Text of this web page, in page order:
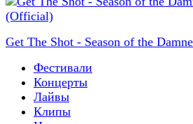
Get The Shot - Season of the
Фестивали
Концерты
Лайвы
Клипы